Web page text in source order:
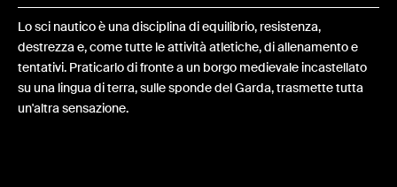
Lo sci nautico è una disciplina di equilibrio, resistenza,
destrezza e, come tutte le attività atletiche, di allenamento e
tentativi. Praticarlo di fronte a un borgo medievale incastellato
su una lingua di terra, sulle sponde del Garda, trasmette tutta
un'altra sensazione.